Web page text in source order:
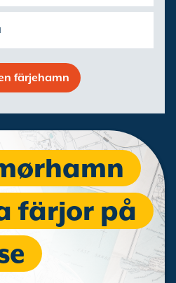
färjehamn
färjor på